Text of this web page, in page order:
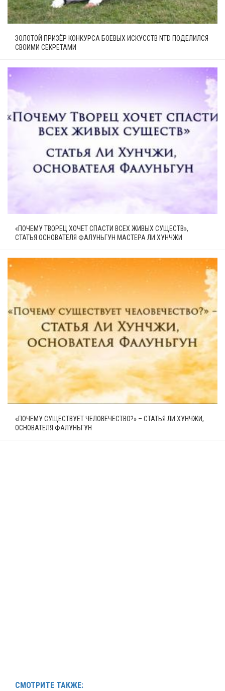
ЗОЛОТОЙ ПРИЗЁР КОНКУРСА БОЕВЫХ ИСКУССТВ NTD ПОДЕЛИЛСЯ
СВОИМИ СЕКРЕТАМИ
«ПОЧЕМУ ТВОРЕЦ ХОЧЕТ СПАСТИ ВСЕХ ЖИВЫХ СУЩЕСТВ»,
СТАТЬЯ ОСНОВАТЕЛЯ ФАЛУНЬГУН МАСТЕРА ЛИ ХУНЧЖИ
«ПОЧЕМУ СУЩЕСТВУЕТ ЧЕЛОВЕЧЕСТВО?» – СТАТЬЯ ЛИ ХУНЧЖИ,
ОСНОВАТЕЛЯ ФАЛУНЬГУН
СМОТРИТЕ ТАКЖЕ: